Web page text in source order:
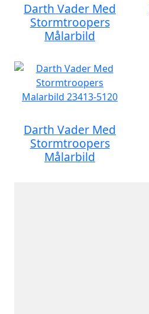
Darth Vader Med
Stormtroopers
Målarbild
Darth Vader Med
Stormtroopers
Målarbild